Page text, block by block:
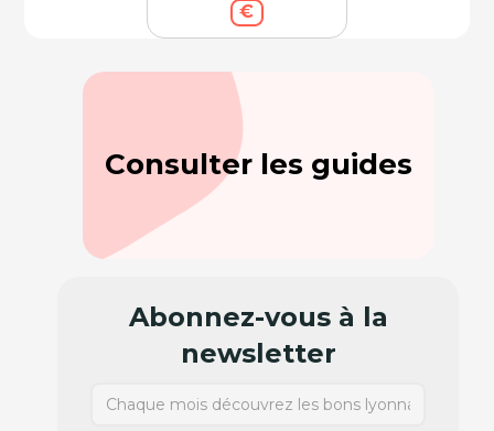
€
Consulter les guides
Abonnez-vous à la
newsletter